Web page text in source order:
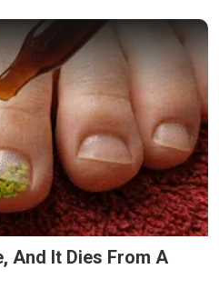
And It Dies From A